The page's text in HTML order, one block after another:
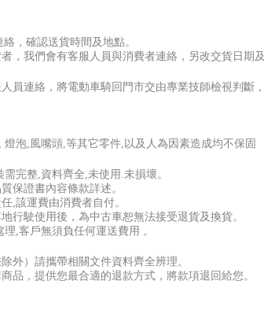
，確認送貨時間及地點。
，我們會有客服人員與消費者連絡，另改交貨日期及
員連絡，將電動車騎回門市交由專業技師檢視判斷
達
泡,風嘴頭,等其它零件,以及人為因素造成均不保固
完整,資料齊全,未使用.未損壞。
保證書內容條款詳述。
,該運費由消費者自付。
行駛使用後，為中古車恕無法接受退貨及換貨。
,客戶無須負任何運送費用 。
外）請攜帶相關文件資料齊全辨理。
品，提供您最合適的退款方式，將款項退回給您。